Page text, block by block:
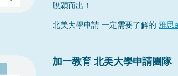
脫穎而出！
北美大學申請 一定需要了解的 雅思
加一教育 北美大學申請團隊